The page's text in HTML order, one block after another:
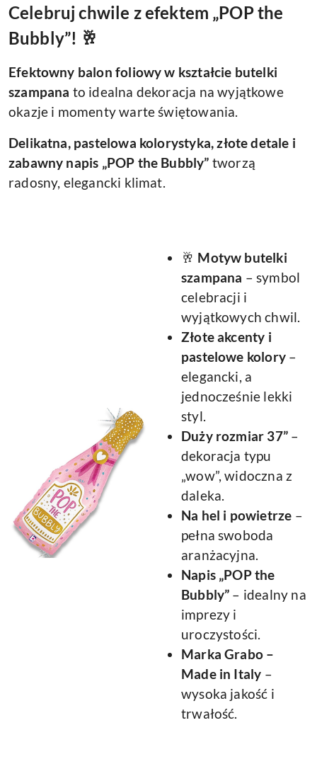
Celebruj chwile z efektem „POP the
Bubbly”! 🥂
Efektowny balon foliowy w kształcie butelki
szampana to idealna dekoracja na wyjątkowe
okazje i momenty warte świętowania.
Delikatna, pastelowa kolorystyka, złote detale i
zabawny napis „POP the Bubbly” tworzą
radosny, elegancki klimat.
🥂 Motyw butelki
szampana – symbol
celebracji i
wyjątkowych chwil.
Złote akcenty i
pastelowe kolory –
elegancki, a
jednocześnie lekki
styl.
Duży rozmiar 37” –
dekoracja typu
„wow”, widoczna z
daleka.
Na hel i powietrze –
pełna swoboda
aranżacyjna.
Napis „POP the
Bubbly” – idealny na
imprezy i
uroczystości.
Marka Grabo –
Made in Italy –
wysoka jakość i
trwałość.